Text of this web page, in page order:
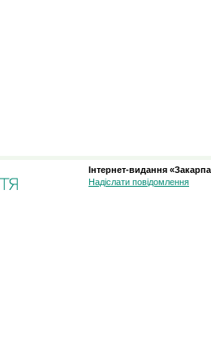
Інтернет-видання
Надіслати повідомлення